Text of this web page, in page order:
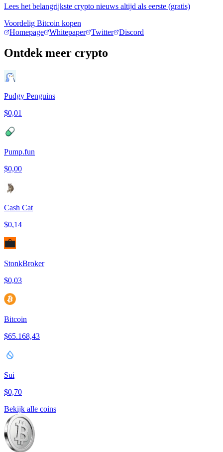
Lees het belangrijkste crypto nieuws altijd als eerste (gratis)
Voordelig Bitcoin kopen
Homepage
Whitepaper Twitter Discord
Ontdek meer crypto
Pudgy Penguins
$0,01
Pump.fun
$0,00
Cash Cat
$0,14
StonkBroker
$0,03
Bitcoin
$65.168,43
Sui
$0,70
Bekijk alle coins